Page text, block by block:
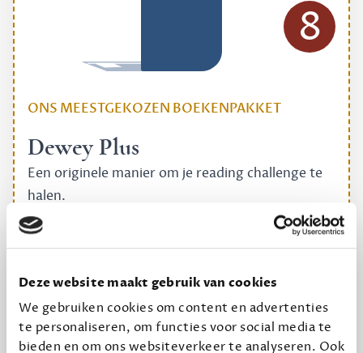
Deze website maakt gebruik van cookies
We gebruiken cookies om content en advertenties
te personaliseren, om functies voor social media te
bieden en om ons websiteverkeer te analyseren. Ook
ONS MEESTGEKOZEN BOEKENPAKKET
Dewey Plus
Een originele manier om je reading challenge te
halen.
12,50 per maand, incl. verzending
Geef cadeau
8